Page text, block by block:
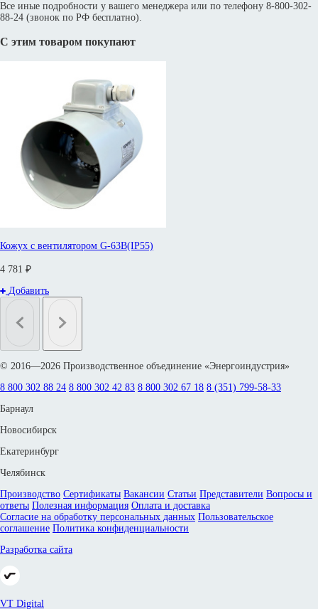
Все иные подробности у вашего менеджера или по телефону 8-800-302-
88-24 (звонок по РФ бесплатно).
С этим товаром покупают
Кожух с вентилятором G-63B(IP55)
4 781 ₽
Добавить
© 2016—2026 Производственное объединение «Энергоиндустрия»
8 800 302 88 24 8 800 302 42 83 8 800 302 67 18 8 (351) 799-58-33
Барнаул
Новосибирск
Екатеринбург
Челябинск
Производство Сертификаты Вакансии Статьи Представители Вопросы и
ответы Полезная информация Оплата и доставка
Согласие на обработку персональных данных Пользовательское
соглашение Политика конфиденциальности
Разработка сайта
VT Digital